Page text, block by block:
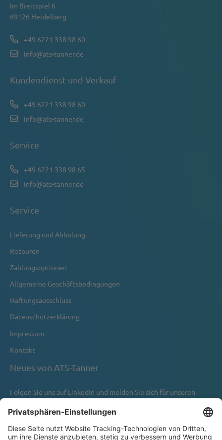
Im Breitspiel 6
69126 Heidelberg
+49 6221 338 98 60
info@ats-tanner.de
Kundendienst und Verkauf
+49 6221 338 98 60
info@ats-tanner.de
Service
+49 6221 338 98 65
info@ats-tanner.de
Service
Lieferung und Abholung
Retouren
Zahlungsoptionen
Allgemeine Geschäftsbedingungen
Haftungsausschluss
Datenschutzerklärung
Impressum
Kontakt
Neues von ATS-Tanner
Folgen Sie uns aufLinkedIn und melden Sie sich für unseren
Newsletter